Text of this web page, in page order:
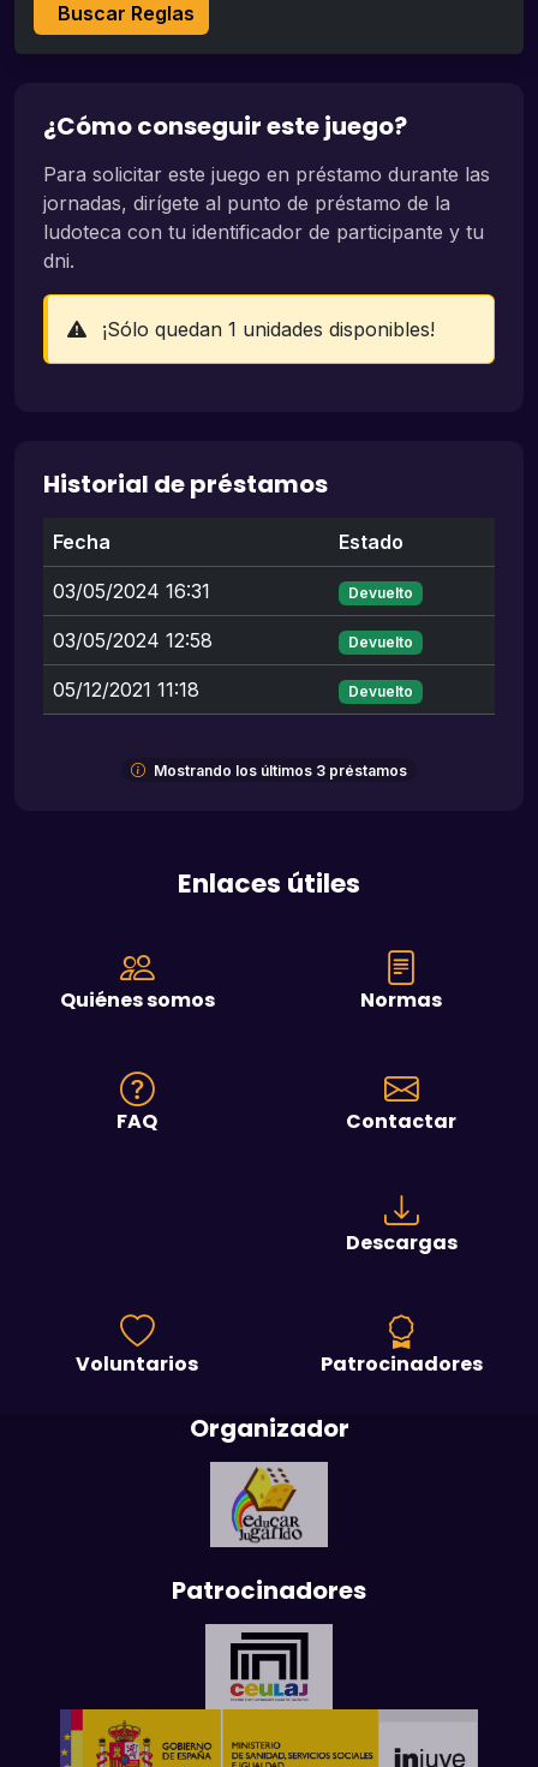
Buscar Reglas
¿Cómo conseguir este juego?
Para solicitar este juego en préstamo durante las
jornadas, dirígete al punto de préstamo de la
ludoteca con tu identificador de participante y tu
dni.
¡Sólo quedan 1 unidades disponibles!
Historial de préstamos
Fecha Estado
03/05/2024 16:31 Devuelto
03/05/2024 12:58 Devuelto
05/12/2021 11:18 Devuelto
Mostrando los últimos 3 préstamos
Enlaces útiles
Quiénes somos Normas
FAQ Contactar
Descargas
Voluntarios Patrocinadores
Organizador
Patrocinadores